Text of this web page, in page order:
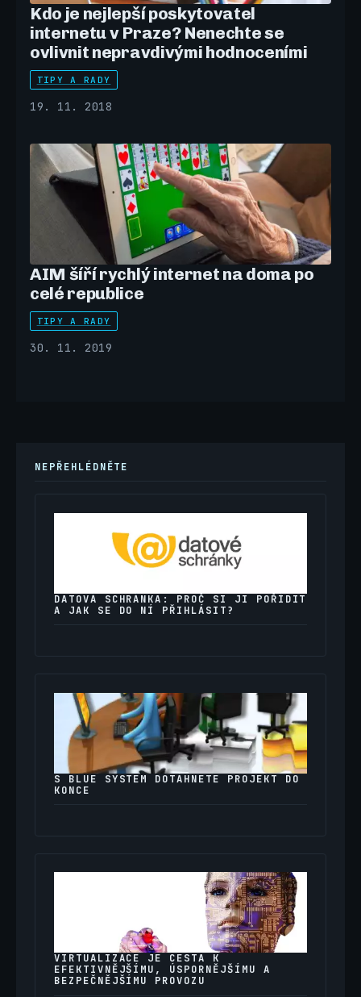
Kdo je nejlepší poskytovatel
internetu v Praze? Nenechte se
ovlivnit nepravdivými hodnoceními
TIPY A RADY
19. 11. 2018
AIM šíří rychlý internet na doma po
celé republice
TIPY A RADY
30. 11. 2019
NEPŘEHLÉDNĚTE
DATOVÁ SCHRÁNKA: PROČ SI JI POŘÍDIT
A JAK SE DO NÍ PŘIHLÁSIT?
S BLUE SYSTEM DOTÁHNETE PROJEKT DO
KONCE
VIRTUALIZACE JE CESTA K
EFEKTIVNĚJŠÍMU, ÚSPORNĚJŠÍMU A
BEZPEČNĚJŠÍMU PROVOZU